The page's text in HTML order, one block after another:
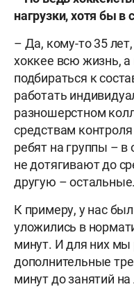
нагрузки, хотя бы в
– Да, кому-то 35
хоккее всю жизнь, а
подбираться к
работать
разношерстном
средствам
ребят на группы – в
не дотягивают до
другую – остальные.
К примеру, у нас
уложились в
минут. И для них
дополнительные
минут до занятий